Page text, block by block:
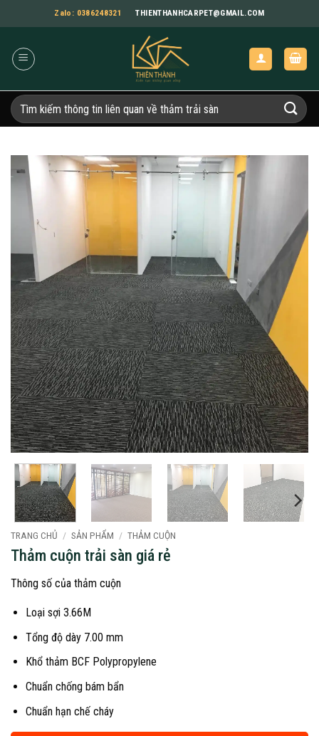
qua
dung
Zalo: 0386248321 THIENTHANHCARPET@GMAIL.COM
Tìm
kiếm:
TRANG CHỦ / SẢN PHẨM / THẢM CUỘN
Thảm cuộn trải sàn giá rẻ
Thông số của thảm cuộn
Loại sợi 3.66M
Tổng độ dày 7.00 mm
Khổ thảm BCF Polypropylene
Chuẩn chống bám bẩn
Chuẩn hạn chế cháy